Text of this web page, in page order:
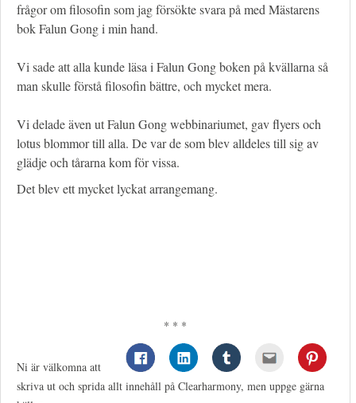
frågor om filosofin som jag försökte svara på med Mästarens
bok Falun Gong i min hand.
Vi sade att alla kunde läsa i Falun Gong boken på kvällarna så
man skulle förstå filosofin bättre, och mycket mera.
Vi delade även ut Falun Gong webbinariumet, gav flyers och
lotus blommor till alla. De var de som blev alldeles till sig av
glädje och tårarna kom för vissa.
Det blev ett mycket lyckat arrangemang.
* * *
Ni är välkomna att
skriva ut och sprida allt innehåll på Clearharmony, men uppge gärna